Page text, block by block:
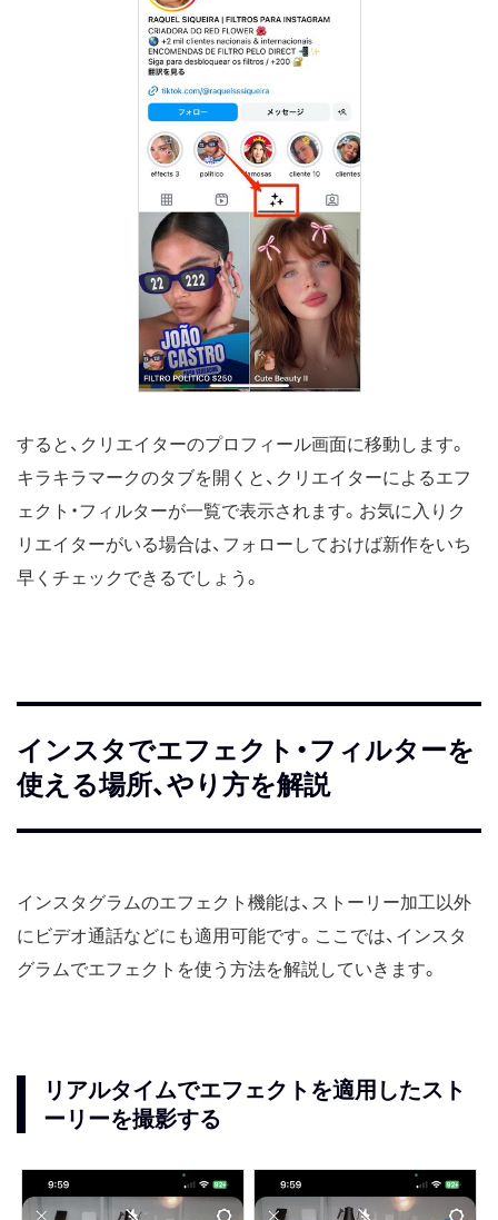
すると、クリエイターのプロフィール画面に移動します。
キラキラマークのタブを開くと、クリエイターによるエフ
ェクト・フィルターが一覧で表示されます。お気に入りク
リエイターがいる場合は、フォローしておけば新作をいち
早くチェックできるでしょう。
インスタでエフェクト・フィルターを
使える場所、やり方を解説
インスタグラムのエフェクト機能は、ストーリー加工以外
にビデオ通話などにも適用可能です。ここでは、インスタ
グラムでエフェクトを使う方法を解説していきます。
リアルタイムでエフェクトを適用したスト
ーリーを撮影する